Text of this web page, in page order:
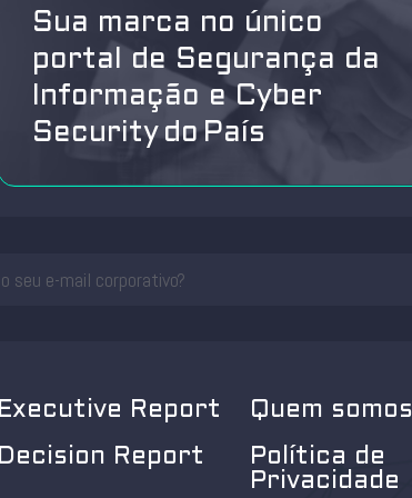
Sua marca no único
portal de Segurança da
Informação e Cyber
Security do País
Executive Report
Decision Report
Quem somos
Política de
Privacidade